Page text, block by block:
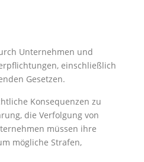
Unternehmen und
einschließlich
Gesetzen.
Konsequenzen zu
die Verfolgung von
müssen ihre
mögliche Strafen,